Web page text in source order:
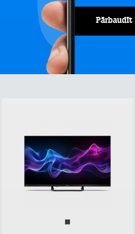
Pārbaudīt